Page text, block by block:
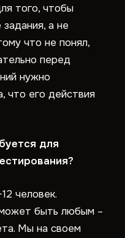
того, чтобы
а не
что не понял,
перед
нужно
что его действия
для
человек.
быть любым –
Мы на своем